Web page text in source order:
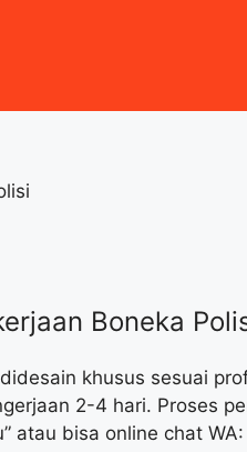
Boneka
khusus sesuai
2-4 hari. Proses
atau bisa online chat